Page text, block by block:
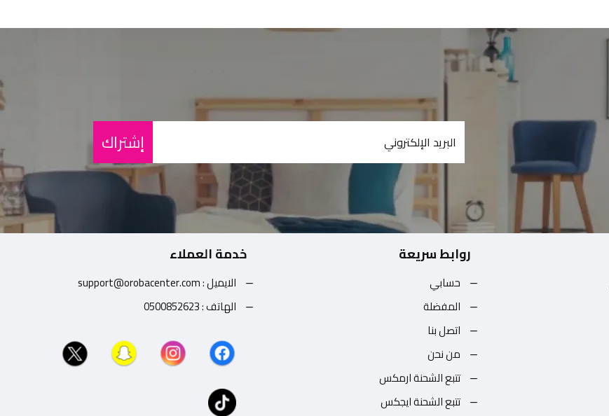
إشتراك
روابط سريعة
حسابي
المفضلة
اتصل بنا
من نحن
تتبع الشحنة ارمكس
تتبع الشحنة ايجكس
خدمة العملاء
الايميل : support@orobacenter.com
الهاتف : 0500852623